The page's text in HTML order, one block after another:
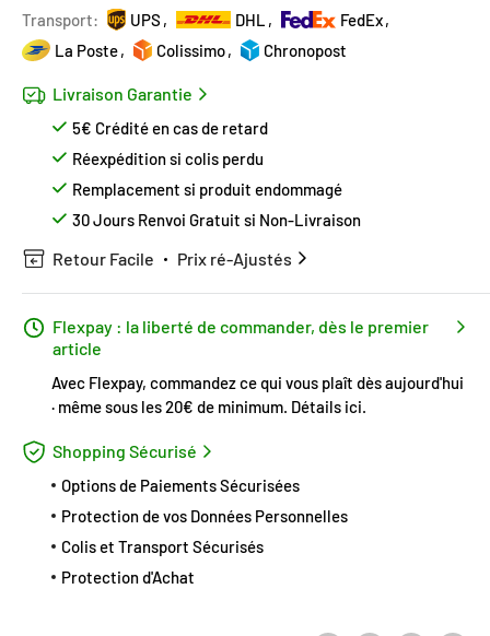
Transport:
UPS DHL
FedEx
La Poste
Colissimo Chronopost
Livraison Garantie
5€ Crédité en cas de retard
Réexpédition si colis perdu
Remplacement si produit endommagé
30 Jours Renvoi Gratuit si Non-Livraison
Retour Facile Prix ré-Ajustés
Flexpay : la liberté de commander, dès le premier
article
Avec Flexpay, commandez ce qui vous plaît dès aujourd'hui
· même sous les 20€ de minimum. Détails ici.
Shopping Sécurisé
Options de Paiements Sécurisées
Protection de vos Données Personnelles
Colis et Transport Sécurisés
Protection d'Achat